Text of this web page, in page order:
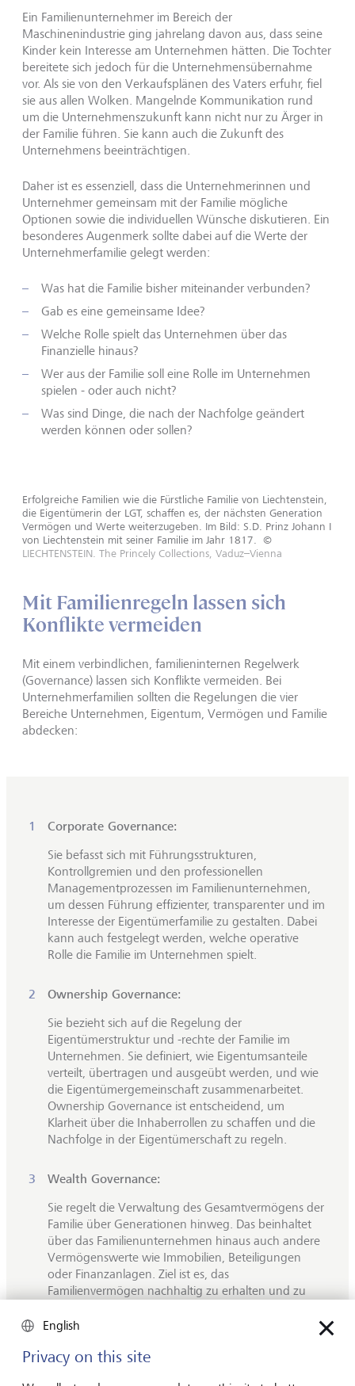
Ein Familienunternehmer im Bereich der
Maschinenindustrie ging jahrelang davon aus, dass seine
Kinder kein Interesse am Unternehmen hätten. Die Tochter
bereitete sich jedoch für die Unternehmensübernahme
vor. Als sie von den Verkaufsplänen des Vaters erfuhr, fiel
sie aus allen Wolken. Mangelnde Kommunikation rund
um die Unternehmenszukunft kann nicht nur zu Ärger in
der Familie führen. Sie kann auch die Zukunft des
Unternehmens beeinträchtigen.
Daher ist es essenziell, dass die Unternehmerinnen und
Unternehmer gemeinsam mit der Familie mögliche
Optionen sowie die individuellen Wünsche diskutieren. Ein
besonderes Augenmerk sollte dabei auf die Werte der
Unternehmerfamilie gelegt werden:
Was hat die Familie bisher miteinander verbunden?
Gab es eine gemeinsame Idee?
Welche Rolle spielt das Unternehmen über das
Finanzielle hinaus?
Wer aus der Familie soll eine Rolle im Unternehmen
spielen - oder auch nicht?
Was sind Dinge, die nach der Nachfolge geändert
werden können oder sollen?
Erfolgreiche Familien wie die Fürstliche Familie von Liechtenstein,
die Eigentümerin der LGT, schaffen es, der nächsten Generation
Vermögen und Werte weiterzugeben. Im Bild: S.D. Prinz Johann I
von Liechtenstein mit seiner Familie im Jahr 1817. ©
LIECHTENSTEIN. The Princely Collections, Vaduz–Vienna
Mit Familienregeln lassen sich
Konflikte vermeiden
Mit einem verbindlichen, familieninternen Regelwerk
(Governance) lassen sich Konflikte vermeiden. Bei
Unternehmerfamilien sollten die Regelungen die vier
Bereiche Unternehmen, Eigentum, Vermögen und Familie
abdecken:
Corporate Governance:
Sie befasst sich mit Führungsstrukturen,
Kontrollgremien und den professionellen
Managementprozessen im Familienunternehmen,
um dessen Führung effizienter, transparenter und im
Interesse der Eigentümerfamilie zu gestalten. Dabei
kann auch festgelegt werden, welche operative
Rolle die Familie im Unternehmen spielt.
Ownership Governance:
Sie bezieht sich auf die Regelung der
Eigentümerstruktur und -rechte der Familie im
Unternehmen. Sie definiert, wie Eigentumsanteile
verteilt, übertragen und ausgeübt werden, und wie
die Eigentümergemeinschaft zusammenarbeitet.
Ownership Governance ist entscheidend, um
Klarheit über die Inhaberrollen zu schaffen und die
Nachfolge in der Eigentümerschaft zu regeln.
Wealth Governance:
Sie regelt die Verwaltung des Gesamtvermögens der
Familie über Generationen hinweg. Das beinhaltet
über das Familienunternehmen hinaus auch andere
Vermögenswerte wie Immobilien, Beteiligungen
oder Finanzanlagen. Ziel ist es, das
Familienvermögen nachhaltig zu erhalten und zu
Family Governance:
English
Privacy on this site